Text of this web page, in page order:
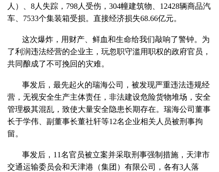
人）、 8人失踪， 798人受伤， 304幢建筑物、 12428辆商品汽
车、 7533个集装箱受损。直接经济损失68.66亿元。
这次爆炸，用财产、鲜血和生命给我们敲响了警钟。为
了利润违法经营的企业主，玩忽职守滥用职权的政府官员，
共同酿成了不可挽回的灾难。
事发后，最先起火的瑞海公司，被发现严重违法违规经
营，无视安全生产主体责任，非法建设危险货物堆场，安全
管理极其混乱，致使大量安全隐患长期存在。瑞海公司董事
长于学伟、副董事长董社轩等12名企业相关人员被刑事拘
留。
事发后， 11名官员被立案并采取刑事强制措施，天津市
交通运输委员会和天津港（集团）有限公司，各有3人落